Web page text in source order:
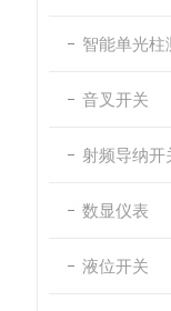
智能单光柱
音叉开关
射频导纳开
数显仪表
液位开关